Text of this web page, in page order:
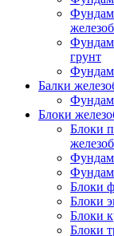
грунт
Балки
Блоки
Блоки
Блоки
Блоки
Блоки
Блоки